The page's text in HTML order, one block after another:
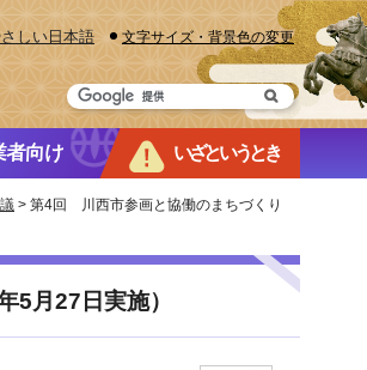
しい日本語 文字サイズ・背景色の変更
者向け いざというとき
> 第4回 川西市参画と協働のまちづくり
月27日実施）